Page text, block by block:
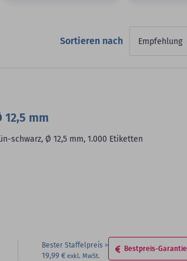
Sortieren nach
mm
schwarz, Ø 12,5 mm, 1.000 Etiketten
Bester Staffelpreis
19,99 €
Bestpreis-Garantie